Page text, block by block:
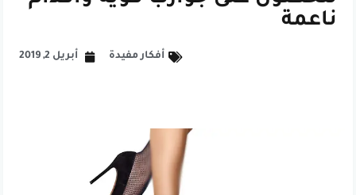
ناعمة
أفكار مفيدة أبريل 2, 2019